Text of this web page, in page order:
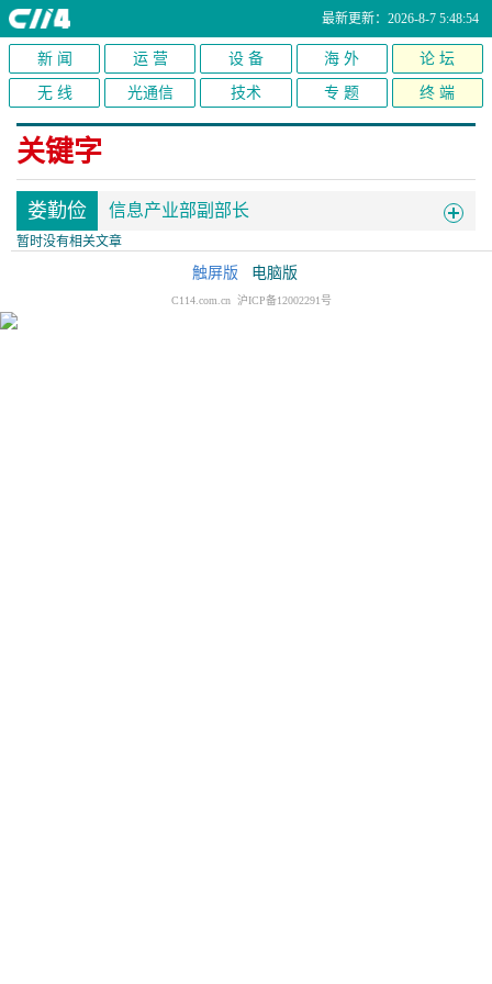
最新更新：2026-8-7 5:48:54
新 闻 运 营 设 备 海 外 论 坛
无 线 光通信 技术 专 题 终 端
关键字
娄勤俭 信息产业部副部长
暂时没有相关文章
触屏版 电脑版
C114.com.cn 沪ICP备12002291号